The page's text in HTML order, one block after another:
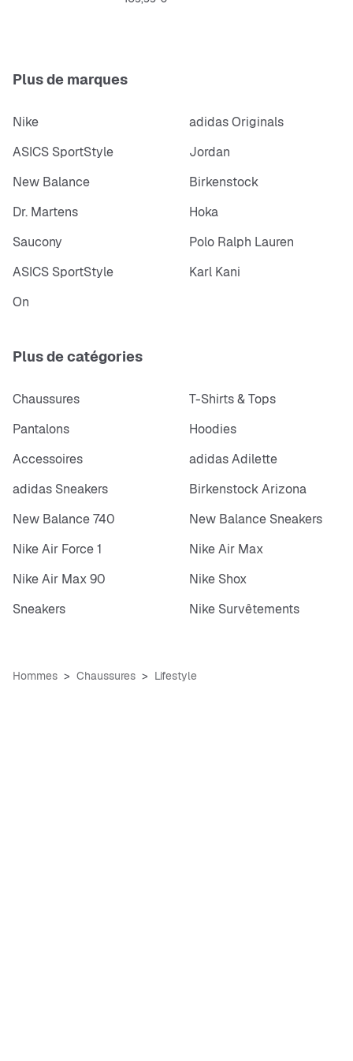
Plus de marques
Nike
adidas Originals
ASICS SportStyle
Jordan
New Balance
Birkenstock
Dr. Martens
Hoka
Saucony
Polo Ralph Lauren
ASICS SportStyle
Karl Kani
On
Plus de catégories
Chaussures
T-Shirts & Tops
Pantalons
Hoodies
Accessoires
adidas Adilette
adidas Sneakers
Birkenstock Arizona
New Balance 740
New Balance Sneakers
Nike Air Force 1
Nike Air Max
Nike Air Max 90
Nike Shox
Sneakers
Nike Survêtements
Hommes Chaussures Lifestyle